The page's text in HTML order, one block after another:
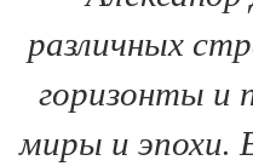
различных
горизонты и
миры и эпохи.